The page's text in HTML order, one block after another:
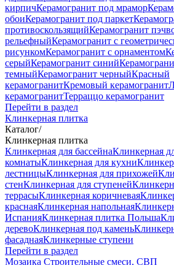
кирпичКерамогранит под мрамор
обоиКерамогранит под паркет
противоскользящийКерамогранит
рельефныйКерамогранит с
рисункомКерамогранит с орнаментом
серыйКерамогранит синий
темныйКерамогранит черныйКрасный
керамогранитКремовый керамогранит
керамогранитТерраццо керамогранит
Перейти в раздел
Клинкерная плитка
Каталог/
Клинкерная плитка
Клинкерная для бассейнаКлинкерная
комнатыКлинкерная для кухни
лестницыКлинкерная для прихожей
стенКлинкерная для ступеней
террасыКлинкерная коричневая
краснаяКлинкерная напольная
ИспанияКлинкерная плитка Польша
деревоКлинкерная под камень
фасаднаяКлинкерные ступени
Перейти в раздел
Мозаика Строительные смеси, СВП